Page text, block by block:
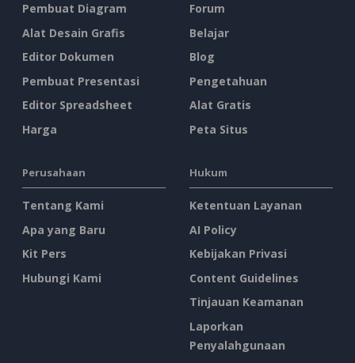
Pembuat Diagram
Alat Desain Grafis
Editor Dokumen
Pembuat Presentasi
Editor Spreadsheet
Harga
Forum
Belajar
Blog
Pengetahuan
Alat Gratis
Peta Situs
Perusahaan
Tentang Kami
Apa yang Baru
Kit Pers
Hubungi Kami
Hukum
Ketentuan Layanan
AI Policy
Kebijakan Privasi
Content Guidelines
Tinjauan Keamanan
Laporkan
Penyalahgunaan